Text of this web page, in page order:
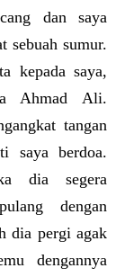
dan saya
sebuah sumur.
kepada saya,
Ahmad Ali.
tangan
saya berdoa.
dia segera
dengan
dia pergi agak
dengannya